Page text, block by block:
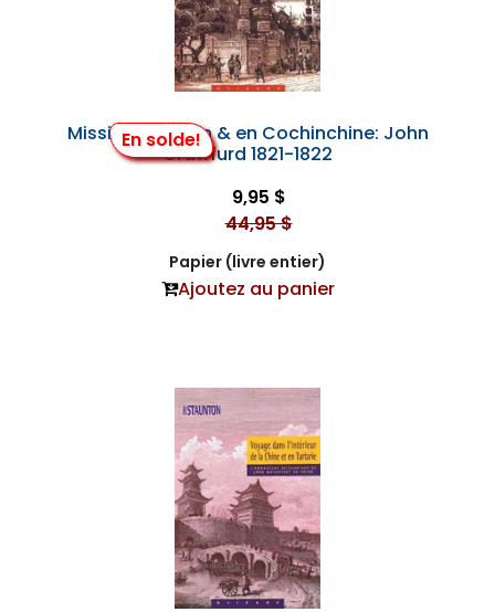
En solde!
Mission au Siam & en Cochinchine: John
Crawfurd 1821-1822
9,95 $
44,95 $
Papier (livre entier)
Ajoutez au panier